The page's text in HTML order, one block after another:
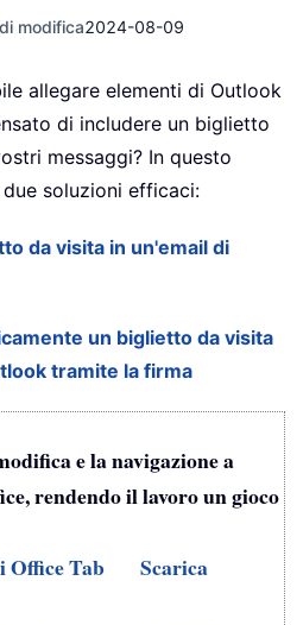
modifica2024-08-09
allegare elementi di Outlook
di includere un biglietto
messaggi? In questo
soluzioni efficaci:
da visita in un'email di
un biglietto da visita
tramite la firma
e la navigazione a
rendendo il lavoro un gioco
Office Tab
Scarica